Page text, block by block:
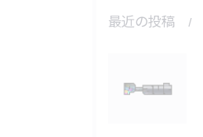
最近の投稿